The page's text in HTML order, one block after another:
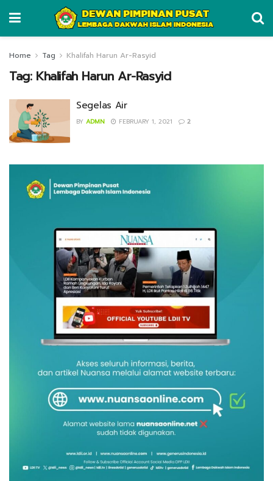
Home Tag Khalifah Harun Ar-Rasyid
Tag: Khalifah Harun Ar-Rasyid
Segelas Air
BY ADMN FEBRUARY 1, 2021 2